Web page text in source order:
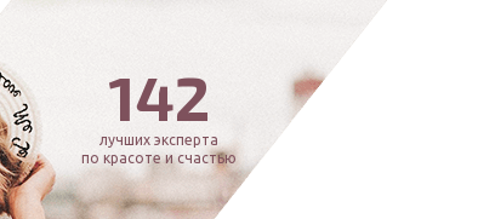
142
лучших эксперта
по красоте и счастью